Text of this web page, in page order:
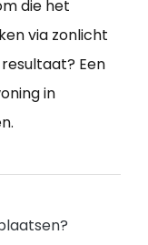
die het
via zonlicht
Een
in